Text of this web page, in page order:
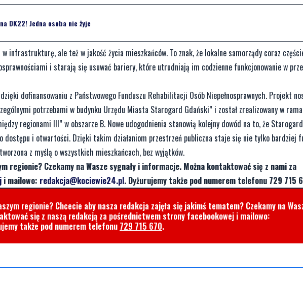
DK22! Jedna osoba nie żyje
infrastrukturę, ale też w jakość życia mieszkańców. To znak, że lokalne samorządy coraz
i starają się usuwać bariery, które utrudniają im codzienne funkcjonowanie w
dofinansowaniu z Państwowego Funduszu Rehabilitacji Osób Niepełnosprawnych. Projekt
potrzebami w budynku Urzędu Miasta Starogard Gdański” i został zrealizowany w
regionami III” w obszarze B. Nowe udogodnienia stanowią kolejny dowód na to, że
dostępu i otwartości. Dzięki takim działaniom przestrzeń publiczna staje się nie tylko bardziej
z myślą o wszystkich mieszkańcach, bez wyjątków.
regionie? Czekamy na Wasze sygnały i informacje. Można kontaktować się z nami za
i mailowo: redakcja@kociewie24.pl. Dyżurujemy także pod numerem telefonu 729 715
regionie? Chcecie aby nasza redakcja zajęła się jakimś tematem? Czekamy na
się z naszą redakcją za pośrednictwem strony facebookowej i mailowo:
także pod numerem telefonu 729 715 670.